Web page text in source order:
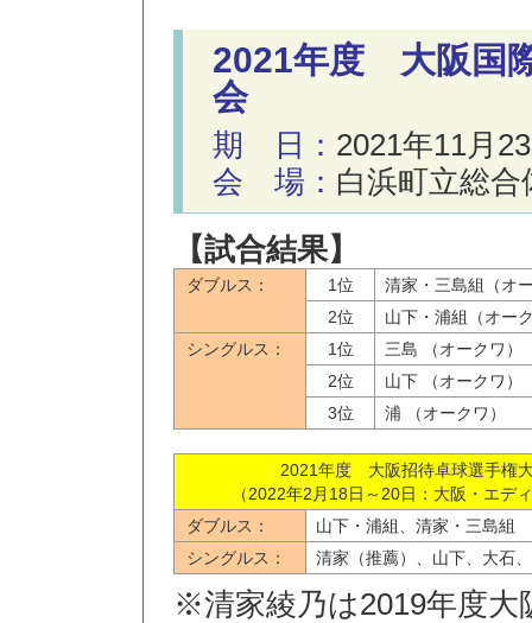
2021年度 大阪国
会
期 日： 2021年11月
会 場： 白浜町立総合
【試合結果】
ダブルス： 1位
清家・三島組（オ
2位
山下・浦組（オー
シングルス：
1位
三島 （オークワ）
2位
山下 （オークワ）
3位
浦 （オークワ）
2021年度 大阪招待卓球選手権
（2022年2月18日～20日：大阪・エデ
ダブルス：
山下・浦組、清家・三島組
シングルス：
清家（推薦）、山下、大石
※清家綾乃は2019年度大